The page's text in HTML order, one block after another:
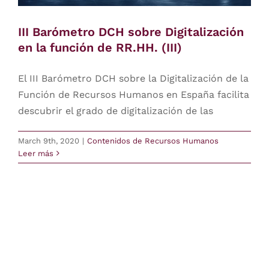
Comunicación
login
Buscar
III Barómetro DCH sobre Digitalización
en la función de RR.HH. (III)
El III Barómetro DCH sobre la Digitalización de la
Función de Recursos Humanos en España facilita
descubrir el grado de digitalización de las
March 9th, 2020 | Contenidos de Recursos Humanos
Leer más